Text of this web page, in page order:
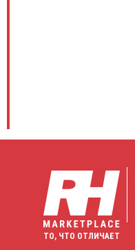
ТО, ЧТО ОТЛИЧАЕТ